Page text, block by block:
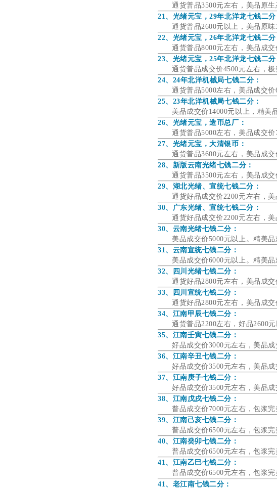
通货普品3500元左右，美品原生
21、光绪元宝，29年北洋龙七钱二分
通货普品2600元以上， 美品 原
22、光绪元宝，26年北洋龙七钱二分
通货普品8000元左右，美品成交
23、光绪元宝，25年北洋龙七钱二分
通货普品成交价4500元左右，极
24、24年北洋机械局七钱二分：
通货普品5000左右， 美品成交价
25、23年北洋机械局七钱二分：
美品成交价14000元以上，精美
26、光绪元宝，造币总厂：
通货普品5000左右，美品成交
27、光绪元宝，大清银币：
通货普品3600元左右，美品成
28、新版云南光绪七钱二分：
通货普品3500元左右，美品成交
29、湖北光绪、宣统七钱二分：
通货好品成交价2200元左右，美
30、广东光绪、宣统七钱二分：
通货好品成交价2200元左右，美
30、云南光绪七钱二分：
美品成交价5000元以上。精美品
31、云南宣统七钱二分：
美品成交价6000元以上。精美品
32、四川光绪七钱二分：
通货好品2800元左右，美品成
33、四川宣统七钱二分：
通货好品2800元左右，美品成
34、江南甲辰七钱二分：
通货普品2200左右，好品2600
35、江南壬寅七钱二分：
好品成交价3000元左右，美品
36、江南辛丑七钱二分：
好品成交价3500元左右，美品
37、江南庚子七钱二分：
好品成交价3500元左右，美品
38、江南戊戌七钱二分：
普品成交价7000元左右，包浆
39、江南己亥七钱二分：
普品成交价6500元左右，包浆
40、江南癸卯七钱二分：
普品成交价6500元左右，包浆
41、江南乙巳七钱二分：
普品成交价6500元左右，包浆
41、老江南七钱二分：